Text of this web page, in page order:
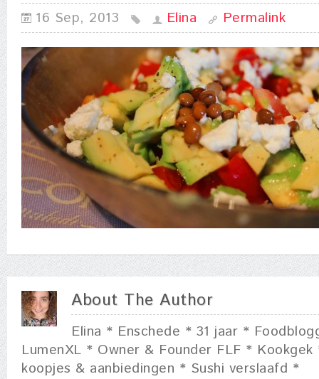
16 Sep, 2013 Elina Permalink
About The Author
Elina * Enschede * 31 jaar *
LumenXL * Owner & Founder FLF *
koopjes & aanbiedingen * Sushi verslaafd *